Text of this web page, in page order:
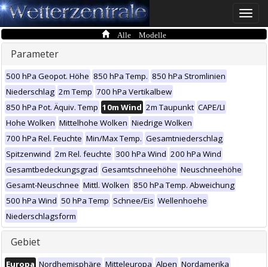
Toggle
Alle Modelle
Parameter
500 hPa Geopot. Höhe 850 hPa Temp. 850 hPa Stromlinien
Niederschlag 2m Temp 700 hPa Vertikalbew
850 hPa Pot. Äquiv. Temp 10m Wind 2m Taupunkt CAPE/LI
Hohe Wolken Mittelhohe Wolken Niedrige Wolken
700 hPa Rel. Feuchte Min/Max Temp. Gesamtniederschlag
Spitzenwind 2m Rel. feuchte 300 hPa Wind 200 hPa Wind
Gesamtbedeckungsgrad Gesamtschneehöhe Neuschneehöhe
Gesamt-Neuschnee Mittl. Wolken 850 hPa Temp. Abweichung
500 hPa Wind 50 hPa Temp Schnee/Eis Wellenhoehe
Niederschlagsform
Gebiet
Europa Nordhemisphäre Mitteleuropa Alpen Nordamerika